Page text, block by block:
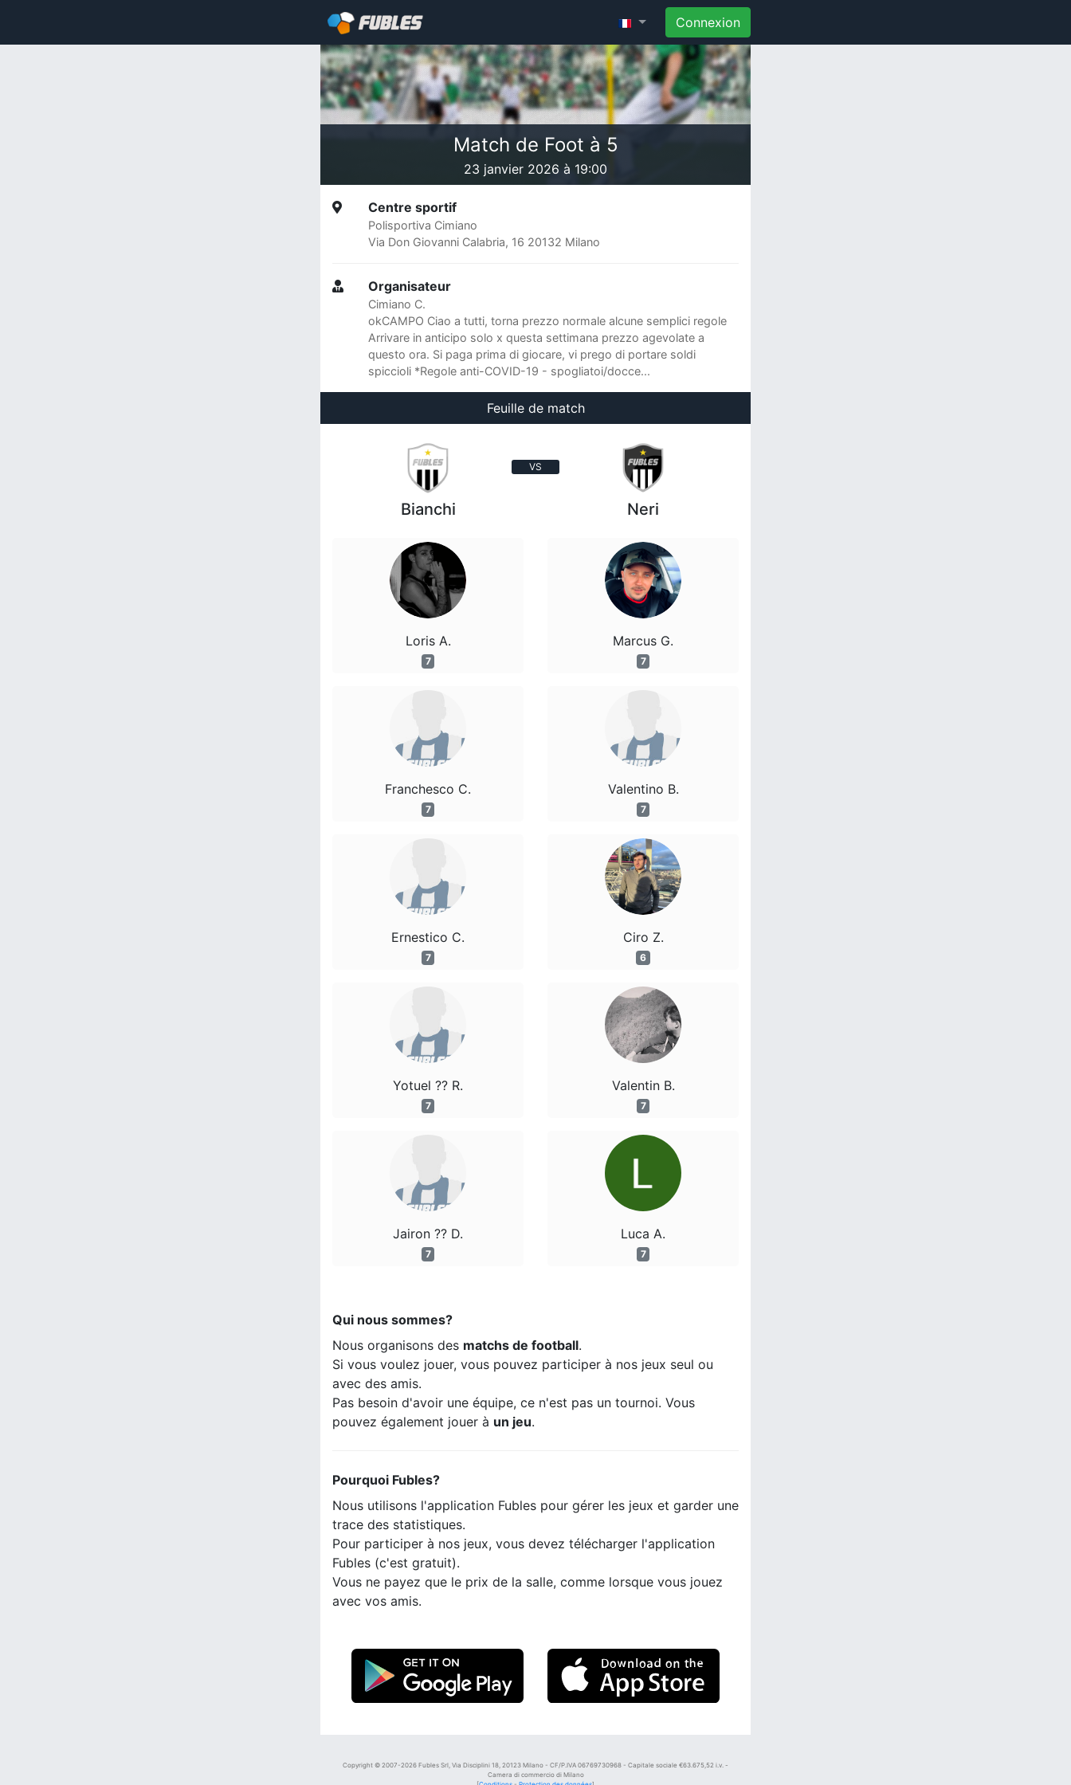
Connexion
Match de Foot à 5
23 janvier 2026 à 19:00
Centre sportif
Polisportiva Cimiano
Via Don Giovanni Calabria, 16 20132 Milano
Organisateur
Cimiano C.
okCAMPO Ciao a tutti, torna prezzo normale alcune semplici regole
Arrivare in anticipo solo x questa settimana prezzo agevolate a
questo ora. Si paga prima di giocare, vi prego di portare soldi
spiccioli *Regole anti-COVID-19 - spogliatoi/docce...
Feuille de match
VS
Bianchi
Loris A.
7
Franchesco C.
7
Ernestico C.
7
Yotuel ?? R.
7
Jairon ?? D.
7
Neri
Marcus G.
7
Valentino B.
7
Ciro Z.
6
Valentin B.
7
Luca A.
7
Qui nous sommes?
Nous organisons des matchs de football.
Si vous voulez jouer, vous pouvez participer à nos jeux seul ou
avec des amis.
Pas besoin d'avoir une équipe, ce n'est pas un tournoi. Vous
pouvez également jouer à un jeu.
Pourquoi Fubles?
Nous utilisons l'application Fubles pour gérer les jeux et garder une
trace des statistiques.
Pour participer à nos jeux, vous devez télécharger l'application
Fubles (c'est gratuit).
Vous ne payez que le prix de la salle, comme lorsque vous jouez
avec vos amis.
Copyright © 2007-2026 Fubles Srl, Via Disciplini 18, 20123 Milano - CF/P.IVA 06769730968 - Capitale sociale €63.675,52 i.v. -
Camera di commercio di Milano